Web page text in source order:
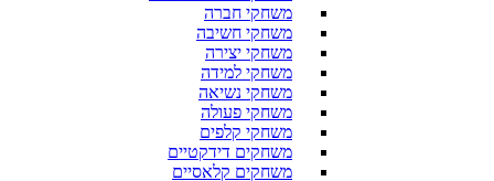
משחקי חברה
משחקי חשיבה
משחקי יצירה
משחקי למידה
משחקי נשיאה
משחקי פעולה
משחקי קלפים
משחקים דידקטיים
משחקים קלאסיים